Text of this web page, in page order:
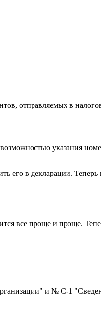
отправляемых в
указания
его в декларации.
все проще и проще.
и № С-1